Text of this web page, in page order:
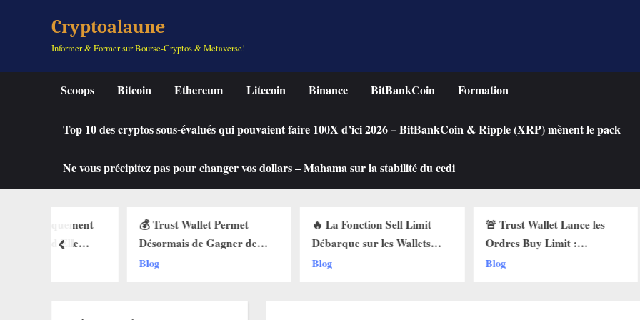
Cryptoalaune
Informer & Former sur Bourse-Cryptos & Metaverse!
Scoops Bitcoin Ethereum Litecoin Binance BitBankCoin Formation
Top 10 des cryptos sous-évalués qui pouvaient faire 100X d’ici 2026 – BitBankCoin & Ripple (XRP) mènent le pack
Ne vous précipitez pas pour changer vos dollars – Mahama sur la stabilité du cedi
💰 Trust Wallet Permet
Désormais de Gagner de
l’Argent Sans Trader ? Les
🔥 La Fonction Sell Limit
Débarque sur les Wallets
Web3 : Voici Pourquoi Ça
🚨 Trust Wallet Lance les
Ordres Buy Limit :
Comment Acheter vos
une
Chute
prev